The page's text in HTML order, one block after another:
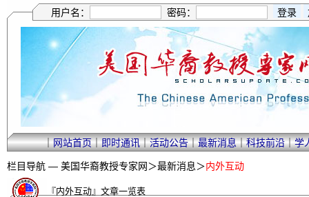
用户名： 密码：
｜网站首页｜即时通讯｜活动公告｜最新消息｜科技前沿｜学
栏目导航 — 美国华裔教授专家网＞最新消息＞内外互动
『内外互动』文章一览表